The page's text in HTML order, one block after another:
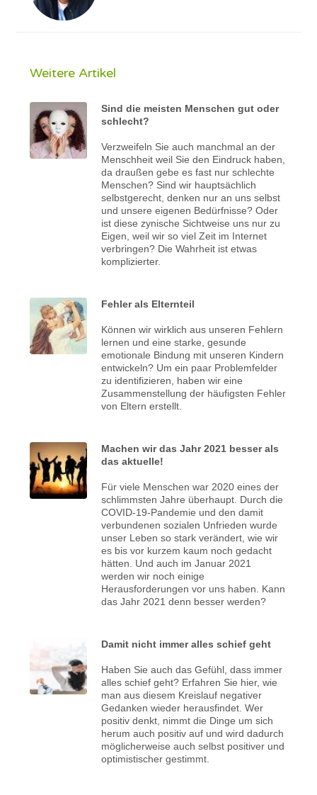
Weitere Artikel
Sind die meisten Menschen gut oder
schlecht?
Verzweifeln Sie auch manchmal an der
Menschheit weil Sie den Eindruck haben,
da draußen gebe es fast nur schlechte
Menschen? Sind wir hauptsächlich
selbstgerecht, denken nur an uns selbst
und unsere eigenen Bedürfnisse? Oder
ist diese zynische Sichtweise uns nur zu
Eigen, weil wir so viel Zeit im Internet
verbringen? Die Wahrheit ist etwas
komplizierter.
Fehler als Elternteil
Können wir wirklich aus unseren Fehlern
lernen und eine starke, gesunde
emotionale Bindung mit unseren Kindern
entwickeln? Um ein paar Problemfelder
zu identifizieren, haben wir eine
Zusammenstellung der häufigsten Fehler
von Eltern erstellt.
Machen wir das Jahr 2021 besser als
das aktuelle!
Für viele Menschen war 2020 eines der
schlimmsten Jahre überhaupt. Durch die
COVID-19-Pandemie und den damit
verbundenen sozialen Unfrieden wurde
unser Leben so stark verändert, wie wir
es bis vor kurzem kaum noch gedacht
hätten. Und auch im Januar 2021
werden wir noch einige
Herausforderungen vor uns haben. Kann
das Jahr 2021 denn besser werden?
Damit nicht immer alles schief geht
Haben Sie auch das Gefühl, dass immer
alles schief geht? Erfahren Sie hier, wie
man aus diesem Kreislauf negativer
Gedanken wieder herausfindet. Wer
positiv denkt, nimmt die Dinge um sich
herum auch positiv auf und wird dadurch
möglicherweise auch selbst positiver und
optimistischer gestimmt.